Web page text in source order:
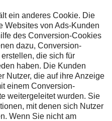
ein anderes Cookie. Die
Websites von Ads-Kunden
des Conversion-Cookies
dazu, Conversion-
die sich für
haben. Die Kunden
Nutzer, die auf ihre Anzeige
einem Conversion-
weitergeleitet wurden. Sie
mit denen sich Nutzer
Wenn Sie nicht am